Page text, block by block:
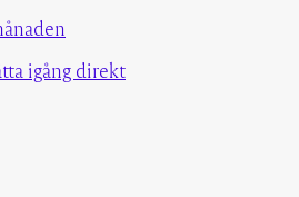
igång direkt